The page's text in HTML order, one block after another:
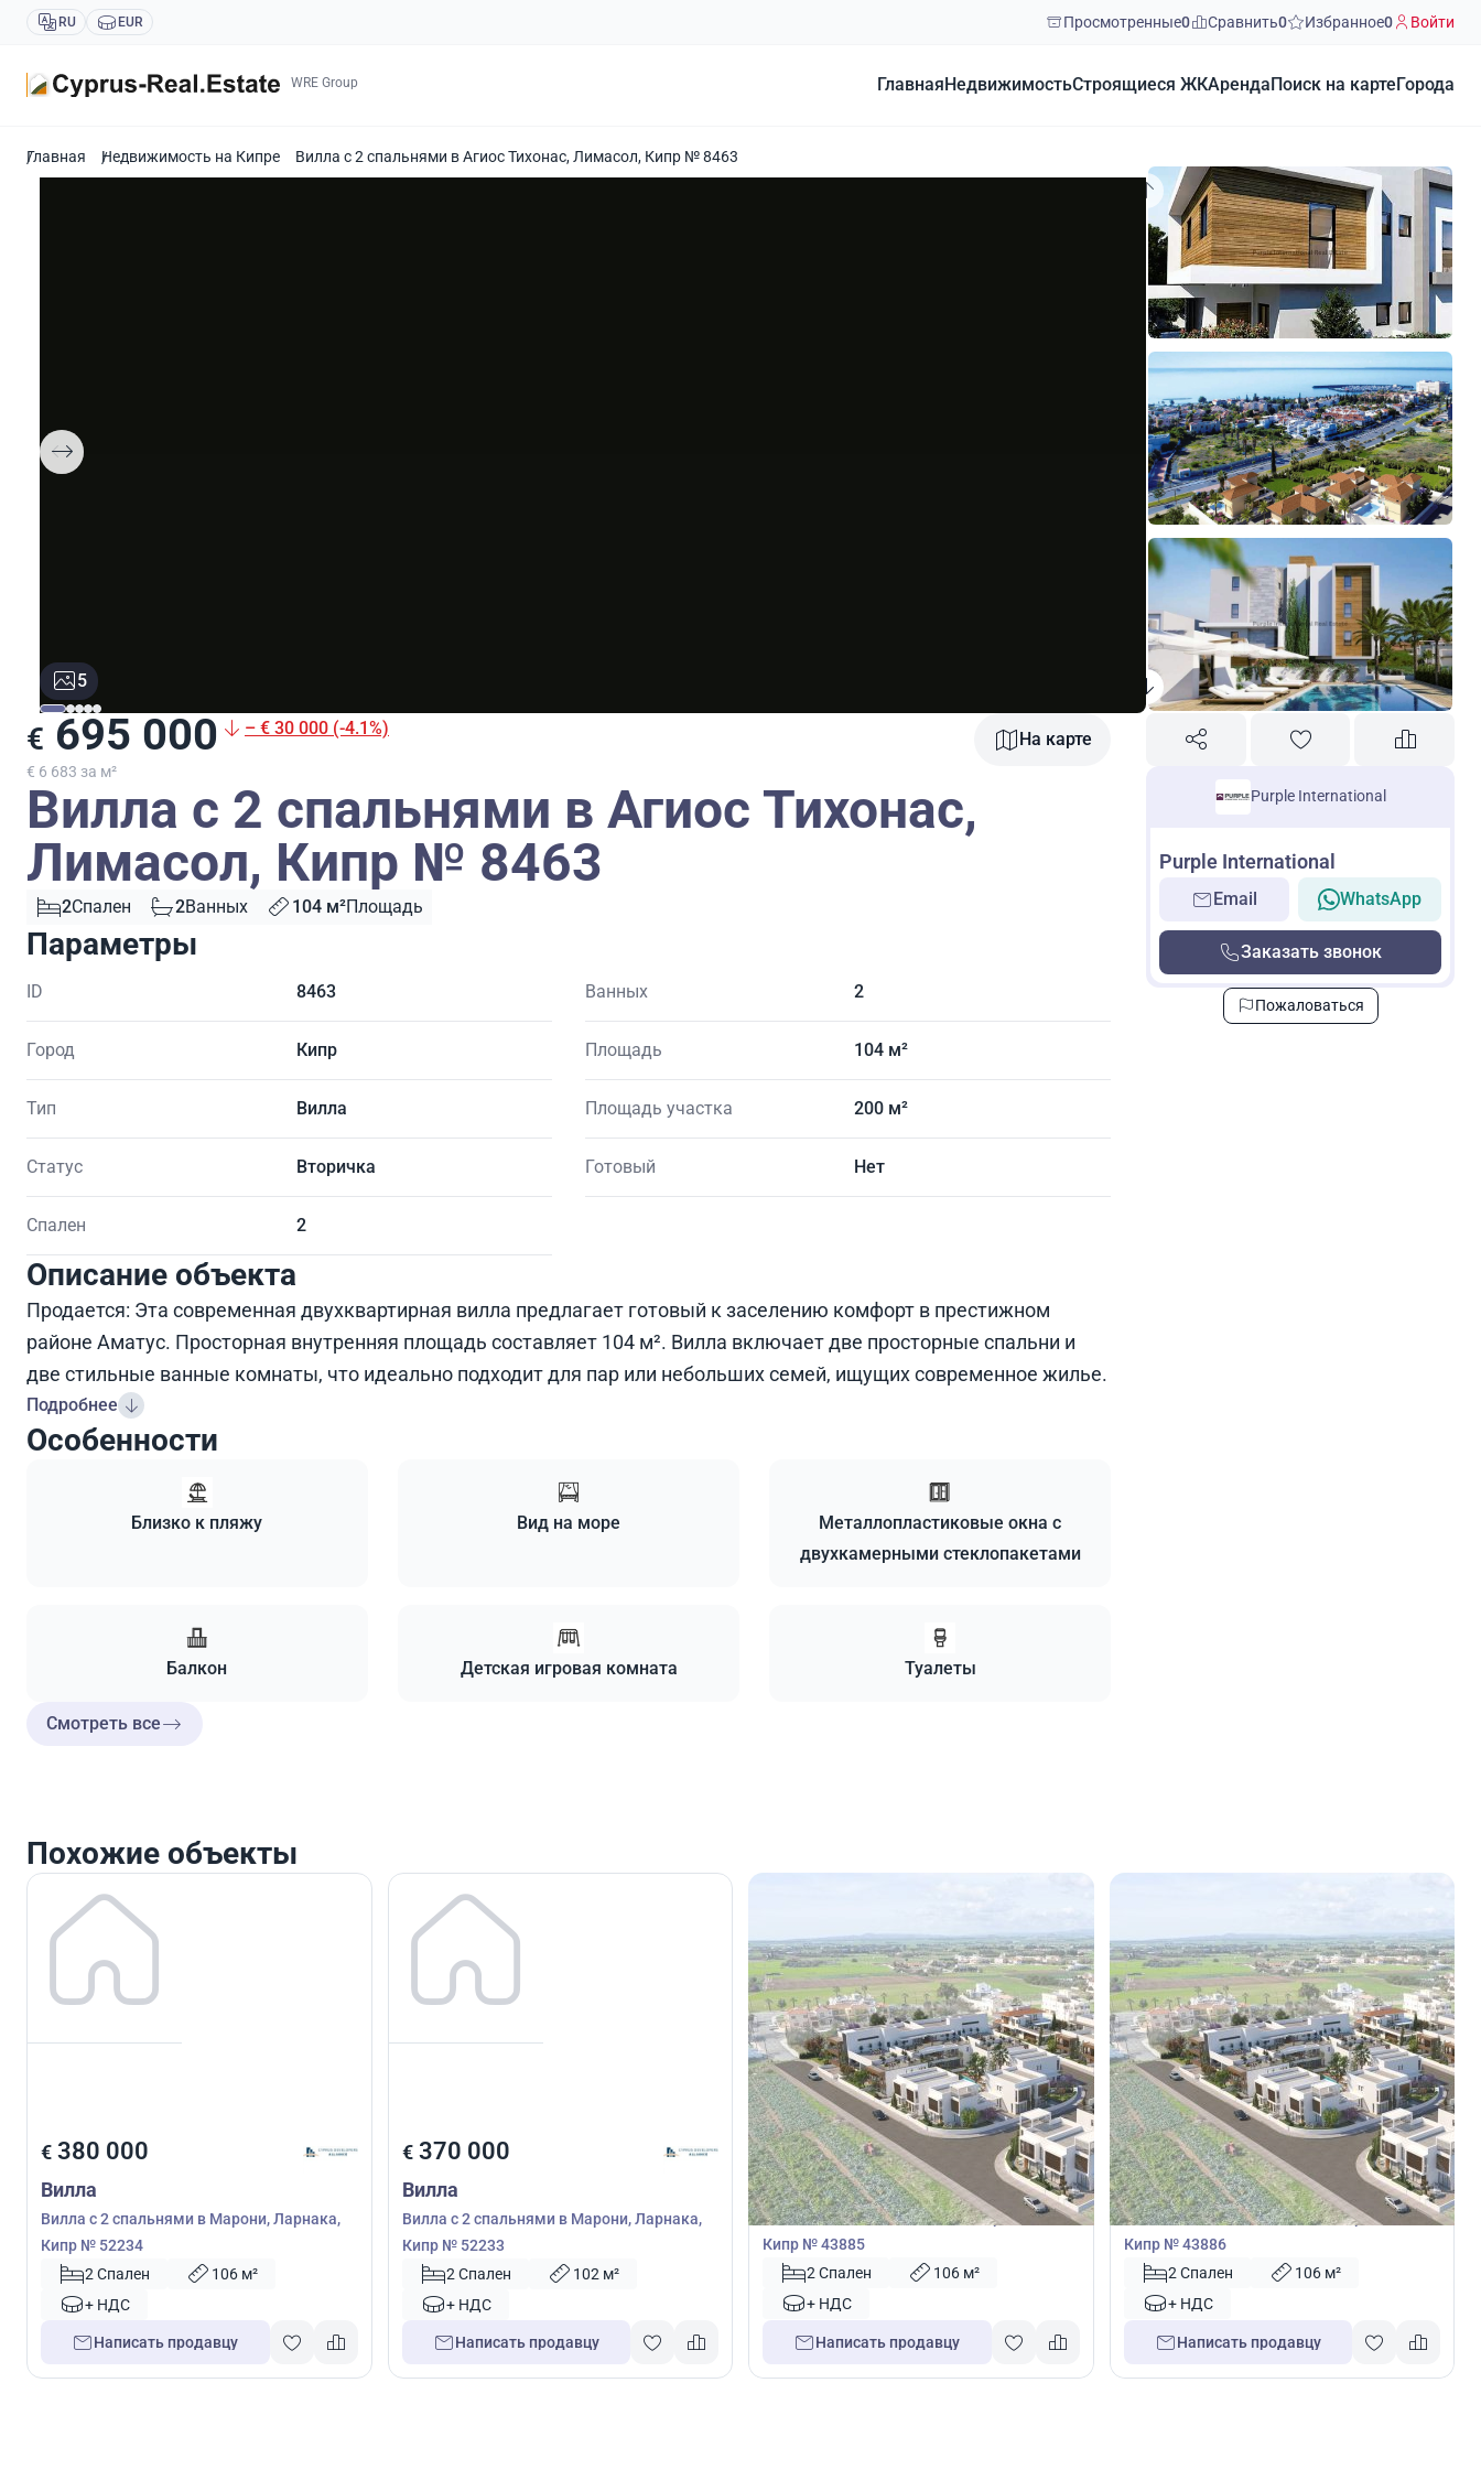
RU EUR Просмотренные0 Сравнить0 Избранное0 Войти
WRE Group Главная НедвижимостьСтроящиеся ЖКАренда Поиск на карте Города
Главная Недвижимость на Кипре Вилла с 2 спальнями в Агиос Тихонас, Лимасол, Кипр № 8463
5
€ 695 000 – € 30 000 (-4.1%)
€ 6 683 за м²
На карте
Вилла с 2 спальнями в Агиос Тихонас,
Лимасол, Кипр № 8463
2Спален 2Ванных 104 м²Площадь
Параметры
ID 8463
Город Кипр
Тип Вилла
Статус Вторичка
Спален 2
Ванных 2
Площадь 104 м²
Площадь участка 200 м²
Готовый Нет
Описание объекта
Продается: Эта современная двухквартирная вилла предлагает готовый к заселению комфорт в престижном
районе Аматус. Просторная внутренняя площадь составляет 104 м². Вилла включает две просторные спальни и
две стильные ванные комнаты, что идеально подходит для пар или небольших семей, ищущих современное жилье.
Подробнее
Особенности
Близко к пляжу Вид на море
Металлопластиковые окна с
двухкамерными стеклопакетами
Балкон Детская игровая комната Туалеты
Смотреть все
Purple International
Purple International
Email WhatsApp
Заказать звонок
Пожаловаться
Похожие объекты
€ 380 000
Вилла
Вилла с 2 спальнями в Марони, Ларнака,
Кипр № 52234
2 Спален
106 м²
+ НДС
Написать продавцу
€370 000
Вилла
Вилла с 2 спальнями в Марони, Ларнака,
Кипр № 52233
2 Спален
102 м²
+ НДС
Написать продавцу
€310 000
Вилла
Вилла с 2 спальнями в Кити, Ларнака,
Кипр № 43885
2 Спален
106 м²
+ НДС
Написать продавцу
€310 000
Вилла
Вилла с 2 спальнями в Кити, Ларнака,
Кипр № 43886
2 Спален
106 м²
+ НДС
Написать продавцу